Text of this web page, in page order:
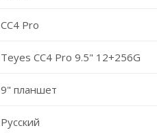
CC4 Pro
Teyes CC4 Pro 9.5" 12+256G
9" планшет
Русский